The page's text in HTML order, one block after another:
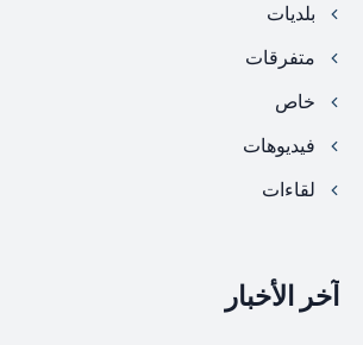
بلديات
متفرقات
خاص
فيديوهات
لقاءات
آخر الأخبار